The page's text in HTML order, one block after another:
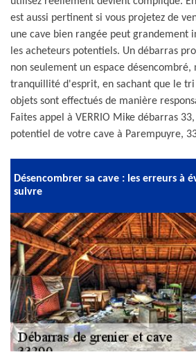
est aussi pertinent si vous projetez de
une cave bien rangée peut
les acheteurs potentiels. Un débarras
non seulement un espace désencombré,
tranquillité d'esprit, en sachant que le
objets sont effectués de manière
Faites appel à VERRIO Mike débarras
potentiel de votre cave à Parempuyre,
Désencombrer sa cave : les erreurs à
suivre